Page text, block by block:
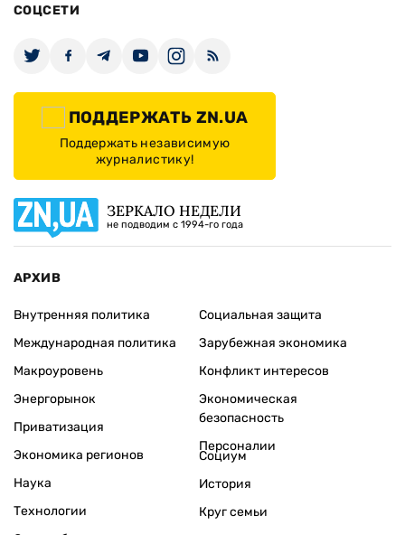
СОЦСЕТИ
ПОДДЕРЖАТЬ ZN.UA
Поддержать независимую
журналистику!
ЗЕРКАЛО НЕДЕЛИ
не подводим с 1994-го года
АРХИВ
Внутренняя политика
Международная политика
Макроуровень
Энергорынок
Приватизация
Экономика регионов
Социальная защита
Зарубежная экономика
Конфликт интересов
Экономическая
безопасность
Персоналии
Наука
Технологии
Социум
История
Круг семьи